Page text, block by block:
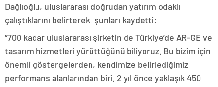
Dağlıoğlu, uluslararası doğrudan yatırım odaklı
çalıştıklarını belirterek, şunları kaydetti:
“700 kadar uluslararası şirketin de Türkiye’de AR-GE ve
tasarım hizmetleri yürüttüğünü biliyoruz. Bu bizim için
önemli göstergelerden, kendimize belirlediğimiz
performans alanlarından biri. 2 yıl önce yaklaşık 450